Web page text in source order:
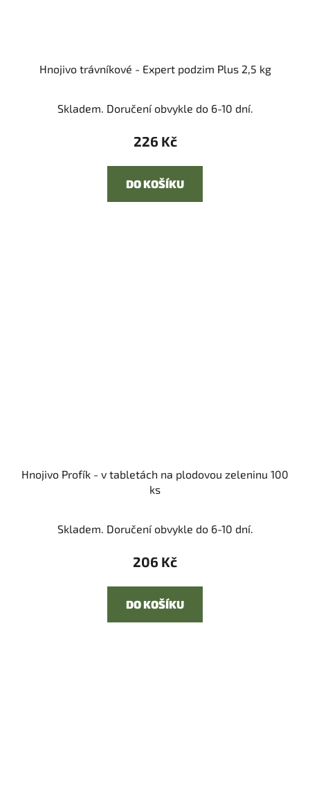
Hnojivo trávníkové - Expert podzim Plus 2,5 kg
Skladem. Doručení obvykle do 6-10 dní.
226 Kč
DO KOŠÍKU
Hnojivo Profík - v tabletách na plodovou zeleninu 100
ks
Skladem. Doručení obvykle do 6-10 dní.
206 Kč
DO KOŠÍKU